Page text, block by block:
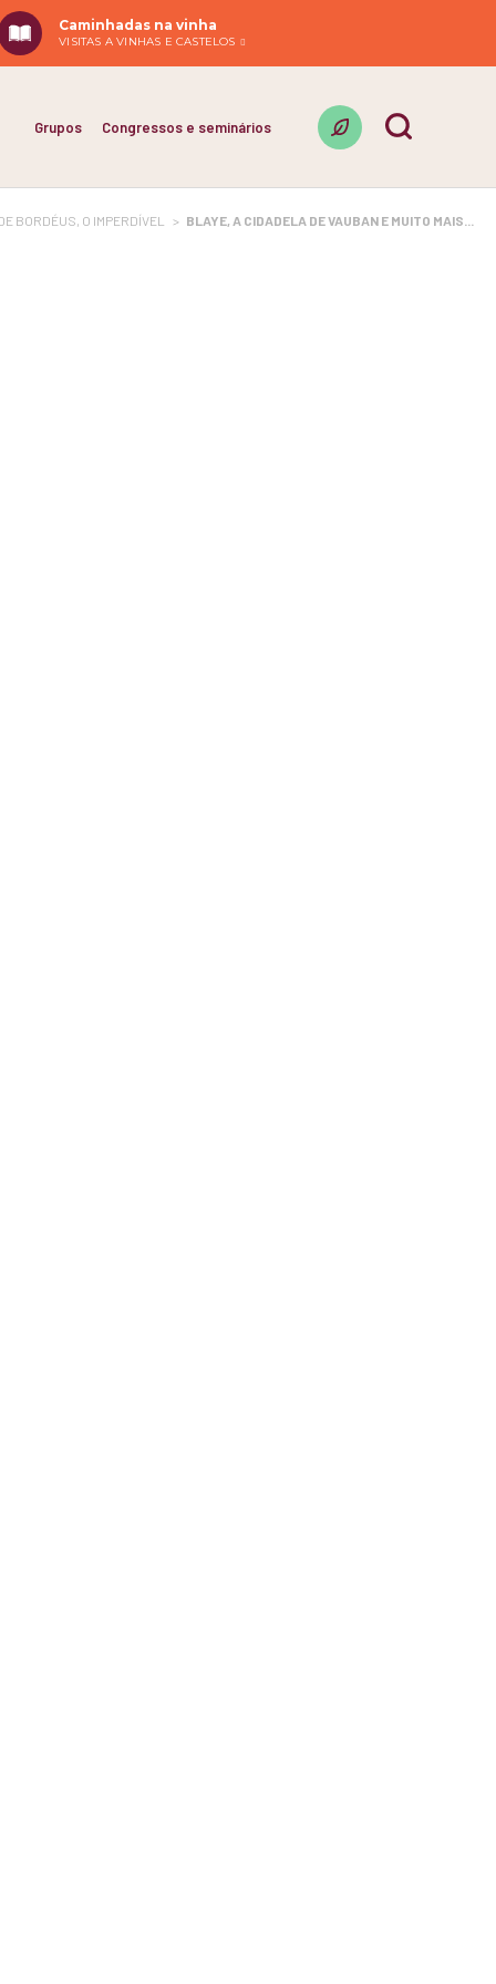
Caminhadas na vinha
VISITAS A VINHAS E CASTELOS
Grupos Congressos e seminários
BORDÉUS, O IMPERDÍVEL > BLAYE, A CIDADELA DE VAUBAN E MUITO MAIS...